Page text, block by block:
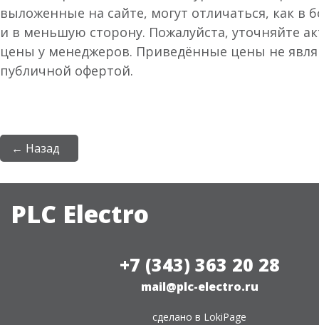
выложенные на сайте, могут отличаться, как в
и в меньшую сторону. Пожалуйста, уточняйте
цены у менеджеров. Приведённые цены не
публичной офертой.
← Назад
PLC Electro
+7 (343) 363 20 28
mail@plc-electro.ru
сделано в LokiPage